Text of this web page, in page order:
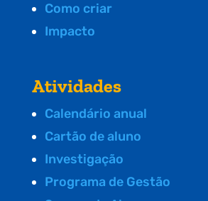
Como criar
Impacto
Atividades
Calendário anual
Cartão de aluno
Investigação
Programa de Gestão